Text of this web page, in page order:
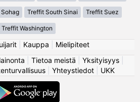
Treffit South Sinai Treffit Suez
Treffit Washington
Kauppa
Mielipiteet
Tietoa meistä Yksityisyys|
Yhteystiedot UKK